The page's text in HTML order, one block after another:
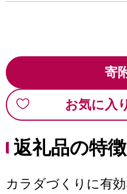
寄
お気に入
返礼品の特徴
カラダづくりに有